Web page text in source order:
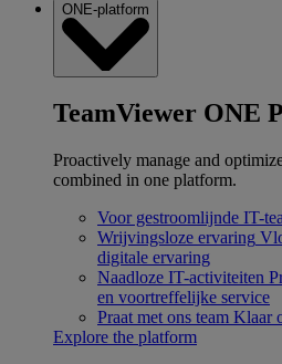
ONE-platform
TeamViewer ONE
Proactively manage and
combined in one platform.
Voor gestroomlijnde IT-
Wrijvingsloze ervaring
digitale ervaring
Naadloze IT-activiteiten
en voortreffelijke service
Praat met ons team Klaar
Explore the platform